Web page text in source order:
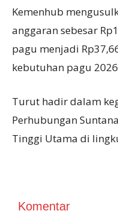
Kemenhub
anggaran sebesar
pagu menjadi
kebutuhan pagu
Turut hadir dalam
Perhubungan
Tinggi Utama di
Komentar